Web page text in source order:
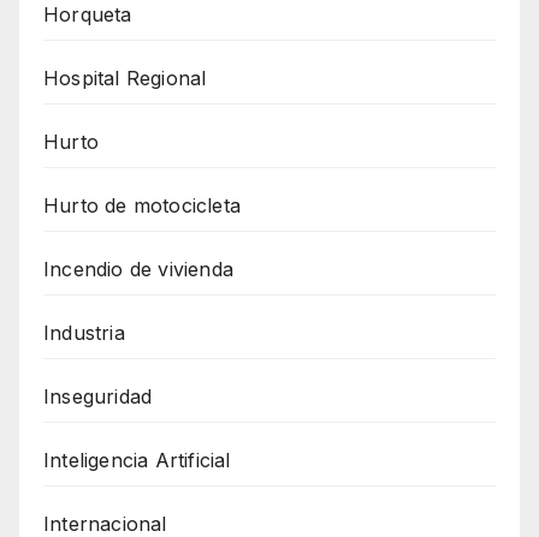
Horqueta
Hospital Regional
Hurto
Hurto de motocicleta
Incendio de vivienda
Industria
Inseguridad
Inteligencia Artificial
Internacional